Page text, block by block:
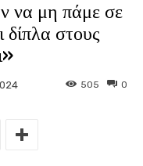
να μη πάμε σε
δίπλα στους
0
505